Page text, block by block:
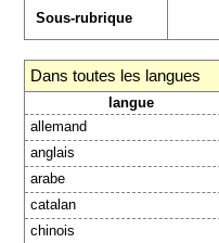
Sous-rubrique
Dans toutes les langues
langue
allemand
anglais
arabe
catalan
chinois